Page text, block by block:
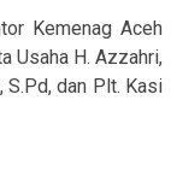
Kemenag Aceh
Usaha H. Azzahri,
S.Pd, dan Plt. Kasi